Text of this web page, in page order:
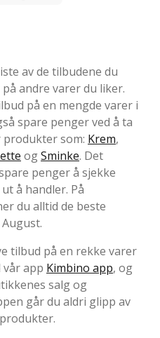
av de tilbudene du
andre varer du liker.
på en mengde varer i
spare penger ved å ta
som: Krem,
ogSminke. Det
penger å sjekke
å handler. På
du alltid de beste
tilbud på en rekke varer
vår app Kimbino app, og
salg og
går du aldri glipp av